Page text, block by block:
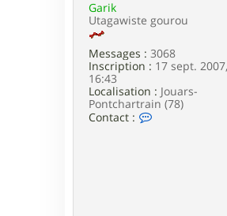
b
9
Garik
Utagawiste gourou
Messages : 3068
Inscription : 17 sept. 2007,
16:43
Localisation : Jouars-
Pontchartrain (78)
Contact :